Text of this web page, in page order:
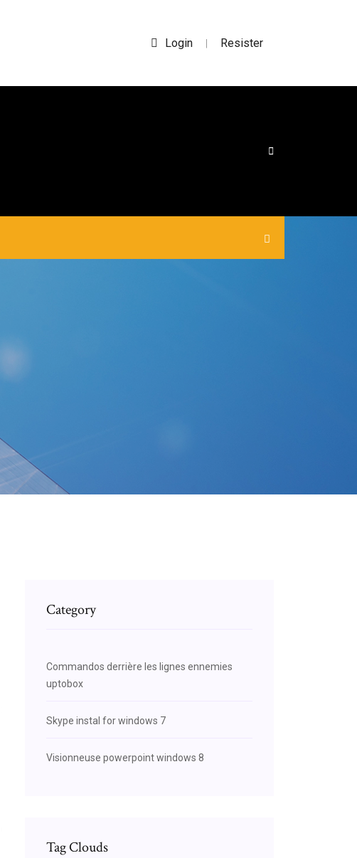
Login | Resister
Category
Commandos derrière les lignes ennemies
uptobox
Skype instal for windows 7
Visionneuse powerpoint windows 8
Tag Clouds